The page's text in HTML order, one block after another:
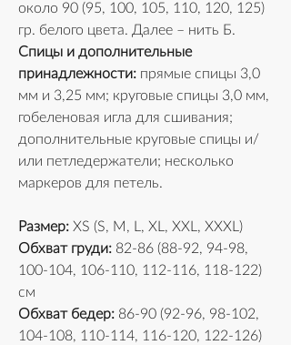
около 90 (95, 100, 105, 110, 120, 125)
гр. белого цвета. Далее – нить Б.
Спицы и дополнительные
принадлежности: прямые спицы 3,0
мм и 3,25 мм; круговые спицы 3,0 мм,
гобеленовая игла для сшивания;
дополнительные круговые спицы и/
или петледержатели; несколько
маркеров для петель.
Размер: XS (S, M, L, XL, XXL, XXXL)
Обхват груди: 82-86 (88-92, 94-98,
100-104, 106-110, 112-116, 118-122)
см
Обхват бедер: 86-90 (92-96, 98-102,
104-108, 110-114, 116-120, 122-126)